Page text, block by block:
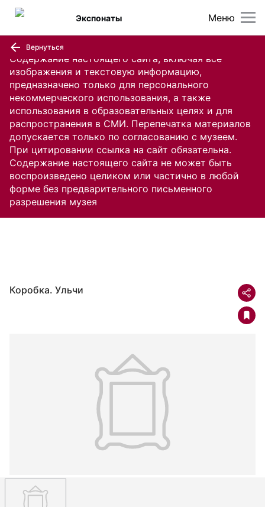
Содержание настоящего сайта, включая все
изображения и текстовую информацию,
предназначено только для персонального
некоммерческого использования, а также
использования в образовательных целях и для
распространения в СМИ. Перепечатка материалов
допускается только по согласованию с музеем.
При цитировании ссылка на сайт обязательна.
Содержание настоящего сайта не может быть
воспроизведено целиком или частично в любой
форме без предварительного письменного
разрешения музея
Меню
Экспонаты
Вернуться
Коробка. Ульчи